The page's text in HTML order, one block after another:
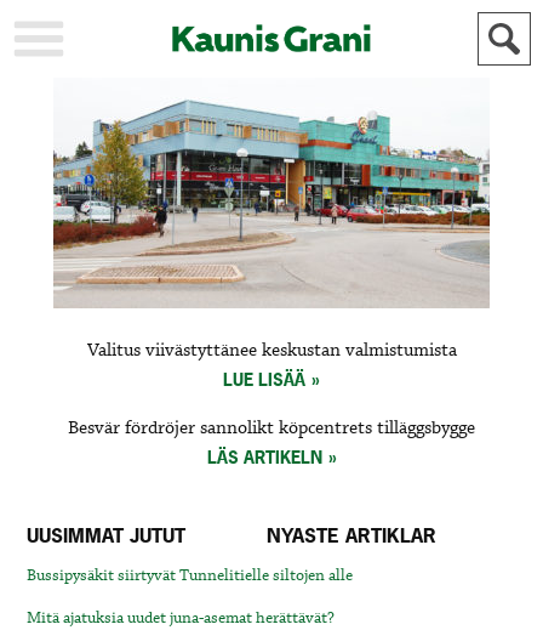
STADEN
AJANKOHTAISTA
AKTUELLT
URHEILU
IDROTT
KULTTUURI
KULTUR
HISTORIA
HISTORIA
YLEINEN
ALLMÄN
MAINOSTAJILLE
FÖR
ANNONSÖRER
Valitus viivästyttänee keskustan valmistumista
LUE LISÄÄ
Besvär fördröjer sannolikt köpcentrets tilläggsbygge
LÄS ARTIKELN
UUSIMMAT JUTUT NYASTE ARTIKLAR
Bussipysäkit siirtyvät Tunnelitielle siltojen alle
Mitä ajatuksia uudet juna-asemat herättävät?